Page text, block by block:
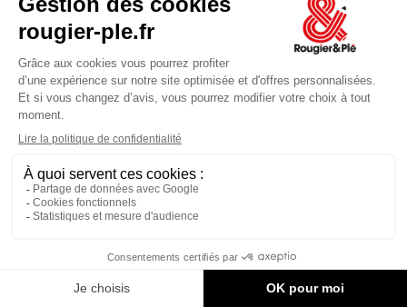
ouvert à 10:00
FACILE 1H 33,75 €